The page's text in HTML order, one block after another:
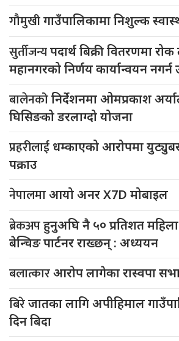
गौमुखीगाउँपालिकामा निशुल्क
सुर्तीजन्यपदार्थ बिक्री वितरणमा
महानगरको निर्णय कार्यान्वयन
बालेनकोनिर्देशनमा ओमप्रकाश
घिसिङको डरलाग्दो योजना
प्रहरीलाई धम्काएको आरोपमा
पक्राउ
नेपालमाआयो अनर X7D मोबाइल
ब्रेकअपहुनुअघि नै ५० प्रतिशत
बेन्चिङ पार्टनर राख्छन् : अध्ययन
बलात्कारआरोप लागेका रास्वपा
बिरेजातका लागि अपीहिमाल
दिन बिदा